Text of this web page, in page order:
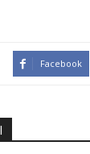
Facebook